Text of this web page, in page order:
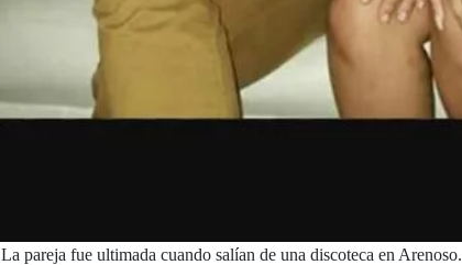
La pareja fue ultimada cuando salían de una discoteca en Arenoso.